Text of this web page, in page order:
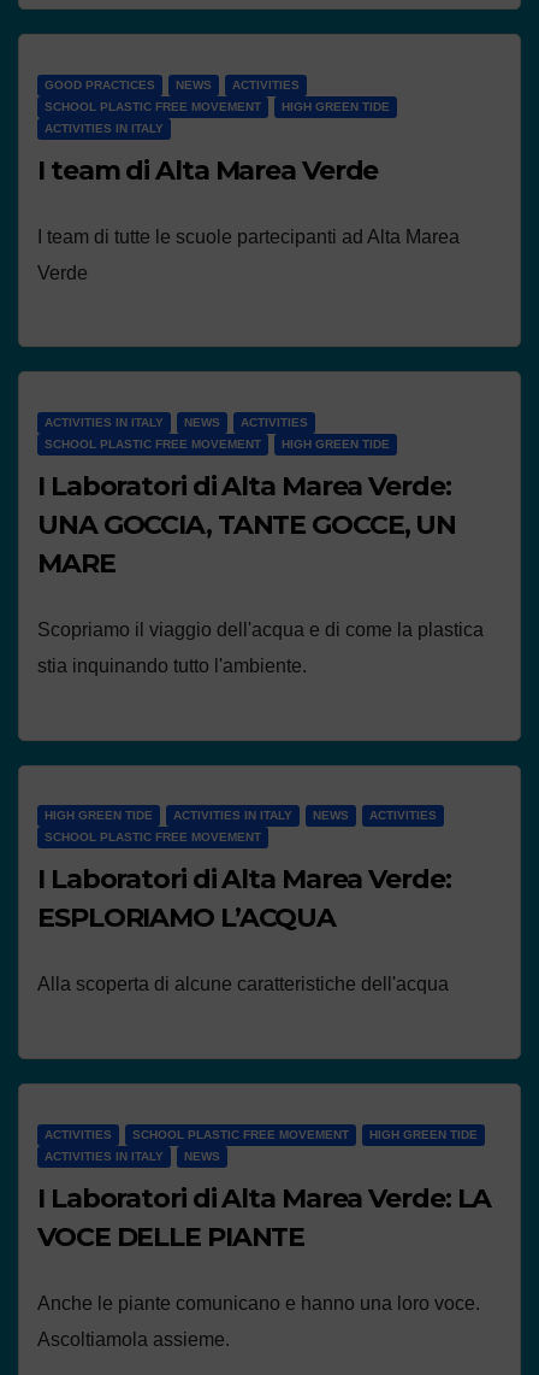
GOOD PRACTICES NEWS
ACTIVITIES
SCHOOL PLASTIC FREE MOVEMENT
HIGH GREEN TIDE
ACTIVITIES IN ITALY
I team di Alta Marea Verde
I team di tutte le scuole partecipanti ad Alta Marea
Verde
ACTIVITIES IN ITALY NEWS
ACTIVITIES
SCHOOL PLASTIC FREE MOVEMENT
HIGH GREEN TIDE
I Laboratori di Alta Marea Verde:
UNA GOCCIA, TANTE GOCCE, UN
MARE
Scopriamo il viaggio dell'acqua e di come la plastica
stia inquinando tutto l'ambiente.
HIGH GREEN TIDE ACTIVITIES IN ITALY NEWS
ACTIVITIES
SCHOOL PLASTIC FREE MOVEMENT
I Laboratori di Alta Marea Verde:
ESPLORIAMO L’ACQUA
Alla scoperta di alcune caratteristiche dell'acqua
ACTIVITIES SCHOOL PLASTIC FREE MOVEMENT
HIGH GREEN TIDE
ACTIVITIES IN ITALY
NEWS
I Laboratori di Alta Marea Verde: LA
VOCE DELLE PIANTE
Anche le piante comunicano e hanno una loro voce.
Ascoltiamola assieme.